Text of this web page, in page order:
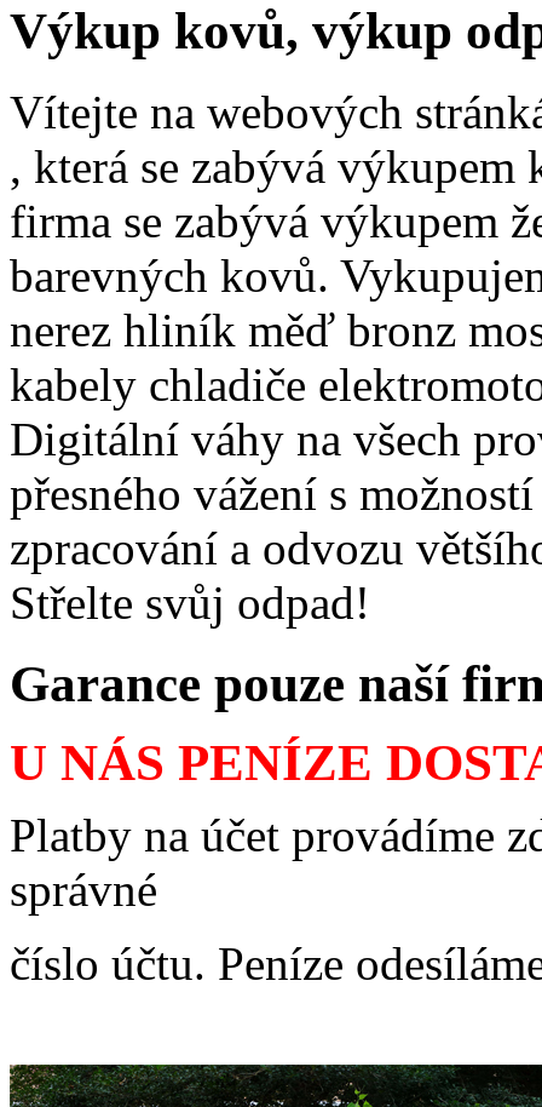
Výkup kovů, výkup
Vítejte na webových
, která se zabývá výkupem
firma se zabývá výkupem
barevných kovů.
nerez hliník měď bronz
kabely chladiče
Digitální váhy na všech
přesného vážení s
zpracování a odvozu
Střelte svůj odpad!
Garance pouze naší
U NÁS PENÍZE
Platby na účet provádíme
správné
číslo účtu. Peníze